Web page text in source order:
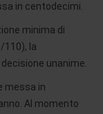
in centodecimi.
minima di
110), la
unanime.
messa in
Al momento